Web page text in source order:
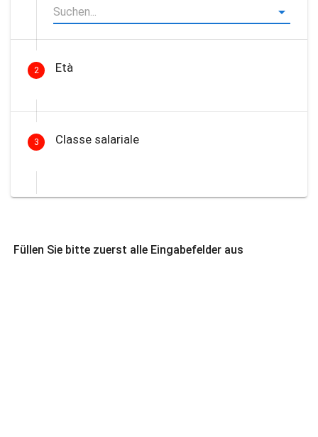
2 Età
3 Classe salariale
Füllen Sie bitte zuerst alle Eingabefelder aus